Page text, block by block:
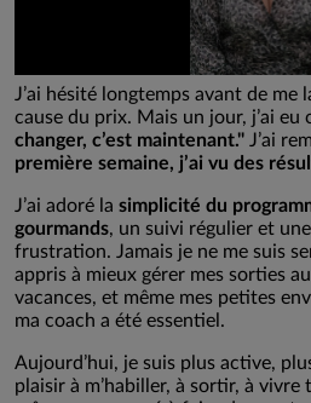
J’ai hésité longtemps avant de me
cause du prix. Mais un jour, j’ai eu
changer, c’est maintenant." J’ai
première semaine, j’ai vu des
J’ai adoré la simplicité du
gourmands, un suivi régulier et
frustration. Jamais je ne me suis
appris à mieux gérer mes sorties
vacances, et même mes petites
ma coach a été essentiel.
Aujourd’hui, je suis plus active,
plaisir à m’habiller, à sortir, à vivre